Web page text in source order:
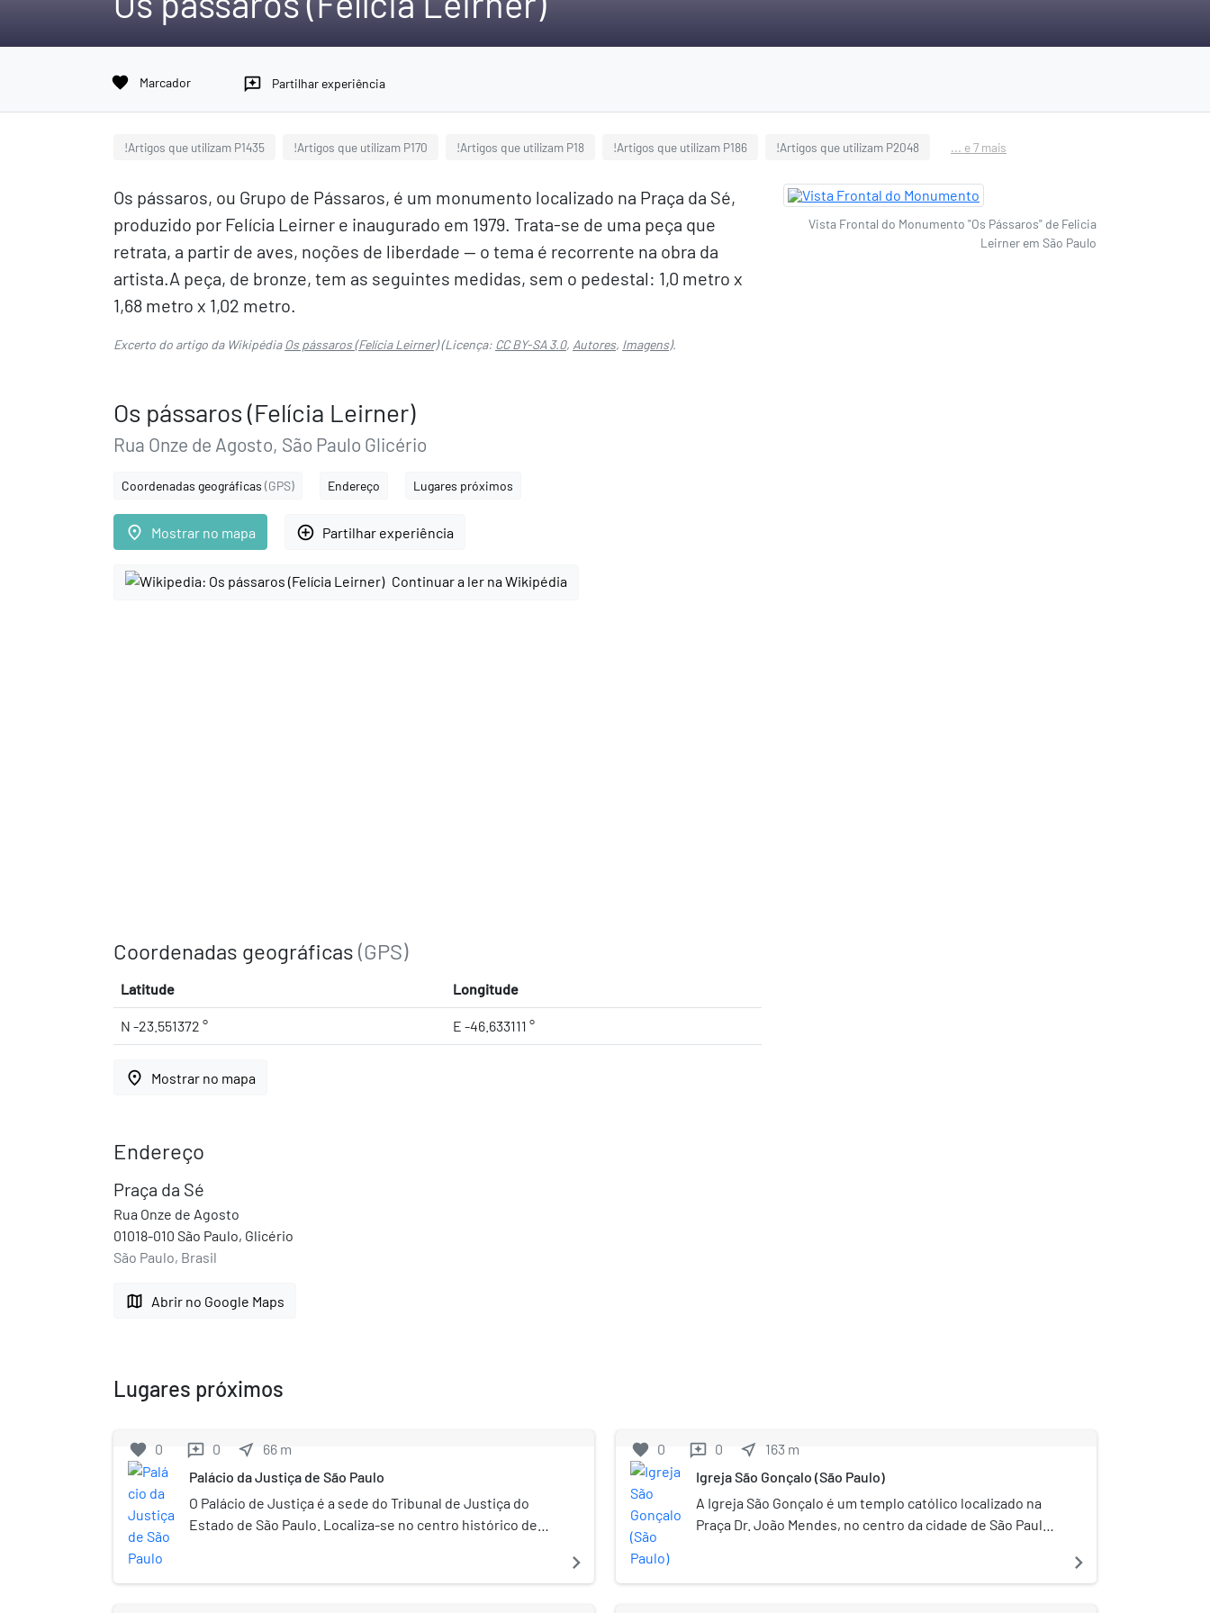
favorite Marcador reviews Partilhar experiência
!Artigos que utilizam P1435 !Artigos que utilizam P170 !Artigos que utilizam P18 !Artigos que utilizam P186 !Artigos que utilizam P2048 ... e 7 mais
Os pássaros, ou Grupo de Pássaros, é um monumento localizado na Praça da Sé,
produzido por Felícia Leirner e inaugurado em 1979. Trata-se de uma peça que
retrata, a partir de aves, noções de liberdade -- o tema é recorrente na obra da
artista.A peça, de bronze, tem as seguintes medidas, sem o pedestal: 1,0 metro x
1,68 metro x 1,02 metro.
Excerto do artigo da WikipédiaOs pássaros (Felícia Leirner)(Licença: CC BY-SA 3.0, Autores, Imagens).
Os pássaros (Felícia Leirner)
Rua Onze de Agosto, São Paulo Glicério
Coordenadas geográficas (GPS) Endereço Lugares próximos
place Mostrar no mapa add_circle_outline Partilhar experiência
Continuar a ler na Wikipédia
Coordenadas geográficas (GPS)
Latitude Longitude
N -23.551372 ° E -46.633111 °
place Mostrar no mapa
Endereço
Praça da Sé
Rua Onze de Agosto
01018-010 São Paulo, Glicério
São Paulo, Brasil
map Abrir no Google Maps
Vista Frontal do Monumento "Os Pássaros" de Felicia
Leirner em São Paulo
Lugares próximos
favorite 0 reviews 0 near_me 66 m
Palácio da Justiça de São Paulo
O Palácio de Justiça é a sede do Tribunal de Justiça do
Estado de São Paulo. Localiza-se no centro histórico de
Palácio Anchieta (sede da Câmara Municipal de São Paulo)
navigate_next
favorite 0 reviews 0 near_me 163 m
Igreja São Gonçalo (São Paulo)
A Igreja São Gonçalo é um templo católico localizado na
Praça Dr. João Mendes, no centro da cidade de São Paulo,
Com origem no séc. XVIII, a igreja foi tombada em 1971 pelo
navigate_next